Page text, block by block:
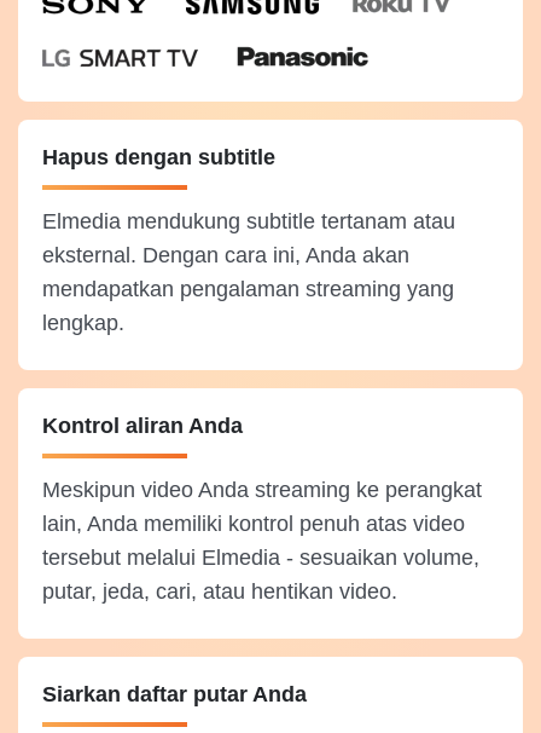
Hapus dengan subtitle
Elmedia mendukung subtitle tertanam atau
eksternal. Dengan cara ini, Anda akan
mendapatkan pengalaman streaming yang
lengkap.
Kontrol aliran Anda
Meskipun video Anda streaming ke perangkat
lain, Anda memiliki kontrol penuh atas video
tersebut melalui Elmedia - sesuaikan volume,
putar, jeda, cari, atau hentikan video.
Siarkan daftar putar Anda